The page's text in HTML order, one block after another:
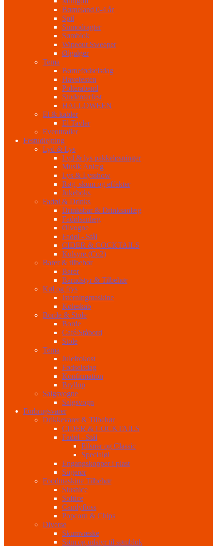
Børneland 0-4 år
Spil
Sumodragter
Sømblok
Wipeout Sweeper
Ølgalger
Tema
Børnefødselsdag
Havefesten
Polterabend
Studenterfest
HALLOWEEN
El & kabler
El Tavler
Eventtrailer
Festudlejning
Lyd & Lys
Lyd & lys pakkeløsninger
Musik Anlæg
Lys & Lysshow
Røg, skum og effekter
Jukeboks
Fadøl & Drinks
Drinksbar & Drinksanlæg
Fadølsanlæg
Ølvogne
Fadøl - Stål
CIDER & COCKTAILS
Kulsyre (Co2)
Barer & tilbehør
Barer
Barudstyr & Tilbehør
Køl og frys
Isterningmaskine
Køleskab
Borde & Stole
Borde
Café/Ståbord
Stole
Tema
Julefrokost
Fødselsdag
Konfirmation
Bryllup
Salgsvogne
Salgsvogn
Forbrugsvarer
Drikkevarer & Tilbehør
CIDER & COCKTAILS
Fadøl - Stål
Pilsner og Classic
Specialøl
Engangskopper i plast
Sugerør
Foodmaskine Tilbehør
Slushice
Softice
Candyfloss
Popcorn & Chips
Diverse
Skumvæske
Søm og udstyr til sømblok